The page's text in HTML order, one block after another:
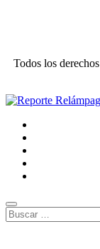
Todos los
Buscar: